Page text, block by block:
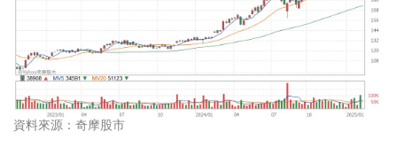
資料來源：奇摩股市